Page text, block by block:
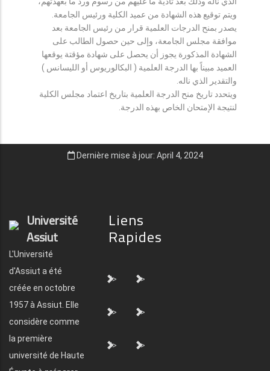
ويتم توقيع هذه الشهادة من عميد الكلية ورئيس الجامعة.
يصدر بمنح الدرجات العلمية قرار من رئيس الجامعة بعد
موافقة مجلس الجامعة، وإلى حين حصول الطالب على
الشهادة المذكورة يجوز أن يحصل على شهادة مؤقتة يوقعها
العميد مبيناً بها الدرجة العلمية ( البكالوريوس أو الليسانس )
والتقدير الذي ناله.
ويتحدد تاريخ منح الدرجة العلمية بتاريخ اعتماد مجلس الكلية
لنتيجة الإمتحان الخاص بهذه الدرجة.
Dernière mise à jour: April 4, 2024
Université
Assiut
L'Université
d'Assiut a été
créée en octobre
1957 à Assiut. Elle
considère comme
la première
université de Haute
Liens
Rapides
"> ">
"> ">
"> ">